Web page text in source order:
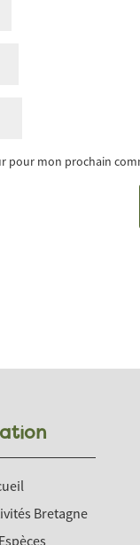
pour mon prochain
Bretagne